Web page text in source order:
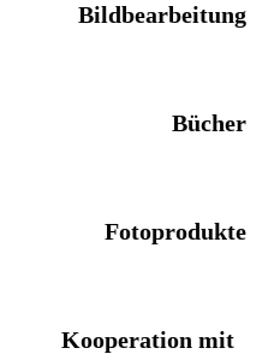
Bildbearbeitung
Bücher
Fotoprodukte
Kooperation mit